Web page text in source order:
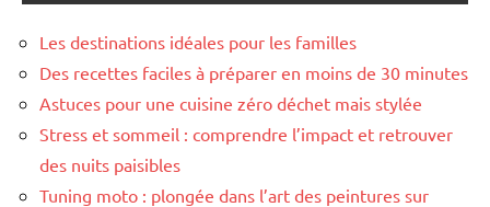
Les destinations idéales pour les familles
Des recettes faciles à préparer en moins de 30 minutes
Astuces pour une cuisine zéro déchet mais stylée
Stress et sommeil : comprendre l’impact et retrouver
des nuits paisibles
Tuning moto : plongée dans l’art des peintures sur